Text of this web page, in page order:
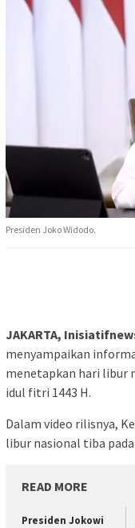
Presiden Joko Widodo.
JAKARTA,
menyampaikan
menetapkan hari libur
idul fitri 1443 H.
Dalam video rilisnya,
libur nasional tiba
READ MORE
Presiden Jokowi